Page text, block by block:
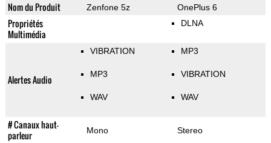
Nom du Produit Zenfone 5z OnePlus 6
Propriétés
Multimédia
DLNA
Alertes Audio
VIBRATION
MP3
WAV
MP3
VIBRATION
WAV
# Canaux haut-
parleur
Mono Stereo